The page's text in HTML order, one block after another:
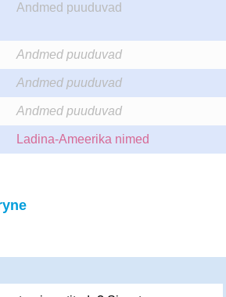
Andmed puuduvad
Andmed puuduvad
Andmed puuduvad
Andmed puuduvad
Ladina-Ameerika nimed